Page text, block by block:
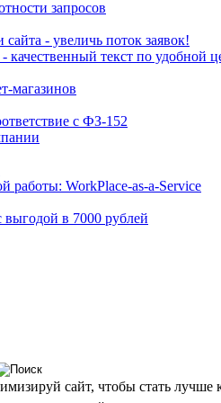
запросов
- увеличь поток заявок!
качественный текст по удобной
магазинов
с ФЗ-152
работы: WorkPlace-as-a-Service
выгодой в 7000 рублей
сайт, чтобы стать лучше